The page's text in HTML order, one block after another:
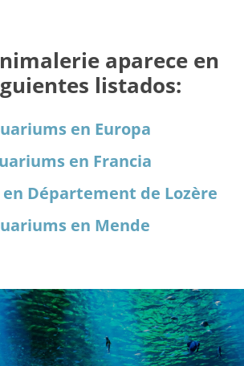
aparece en
listados:
en Europa
en Francia
Département de Lozère
en Mende